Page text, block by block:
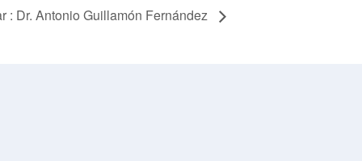
: Dr. Antonio Guillamón Fernández